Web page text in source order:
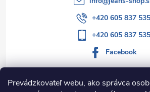
Prevádzkovateľ webu, ako správca
+420 605 837 535
+420 605 837 535
Facebook